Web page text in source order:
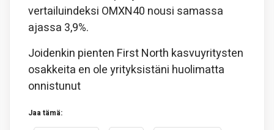
vertailuindeksi OMXN40 nousi samassa
ajassa 3,9%.
Joidenkin pienten First North kasvuyritysten
osakkeita en ole yrityksistäni huolimatta
onnistunut
Jaa tämä: